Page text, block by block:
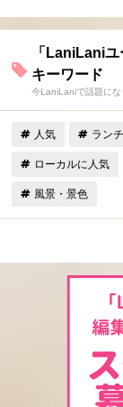
「LaniLani
キーワード
今LaniLaniで話題にな
人気 ランチ
ローカルに人気
風景・景色